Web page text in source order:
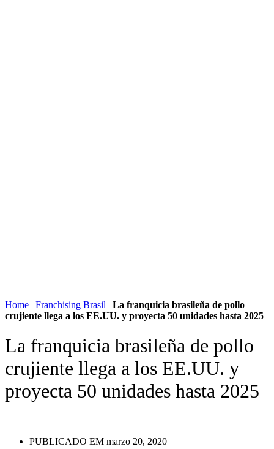
Home | Franchising Brasil | La franquicia brasileña de pollo
crujiente llega a los EE.UU. y proyecta 50 unidades hasta 2025
La franquicia brasileña de pollo
crujiente llega a los EE.UU. y
proyecta 50 unidades hasta 2025
PUBLICADO EM marzo 20, 2020